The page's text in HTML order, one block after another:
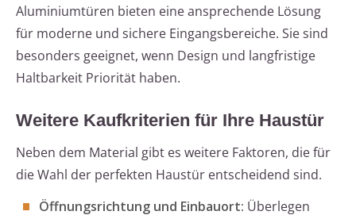
Aluminiumtüren bieten eine ansprechende Lösung
für moderne und sichere Eingangsbereiche. Sie sind
besonders geeignet, wenn Design und langfristige
Haltbarkeit Priorität haben.
Weitere Kaufkriterien für Ihre Haustür
Neben dem Material gibt es weitere Faktoren, die für
die Wahl der perfekten Haustür entscheidend sind.
Öffnungsrichtung und Einbauort: Überlegen